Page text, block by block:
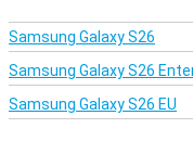
ondersteunt draadloos
maar ook veilig: de sterke
zijn plek. Zo combineer je
Ingebouwde kickstand
Samsung Galaxy S26
Samsung Galaxy S26
Samsung Galaxy S26 EU